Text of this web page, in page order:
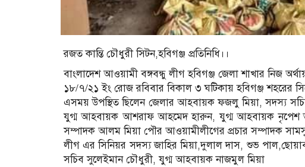
রজত কান্তি চৌধুরী সিটন,হবিগঞ্জ প্রতিনিধি।।
বাংলাদেশ আওয়ামী বঙ্গবন্ধু লীগ হবিগঞ্জ জেলা শাখার নিজ
১৮/৭/২১ ইং রোজ রবিবার বিকাল ৩ ঘটিকায় হবিগঞ্জ শহরের
এসময় উপস্থিত ছিলেন জেলার আহবায়ক ফজলু মিয়া, সদস্য
যুগ্ম আহবায়ক আশরাফ আহমেদ হারুন, যুগ্ম আহবায়ক নৃপেশ
সম্পাদক আলম মিয়া পৌর আওয়ামীলীগের প্রচার সম্পাদক
লীগ এর সিনিয়র সদস্য জাহির মিয়া,দুলাল দাস, শুভ
সচিব সুলেইমান চৌধুরী, যুগ্ম আহবায়ক নাজমুল মিয়া